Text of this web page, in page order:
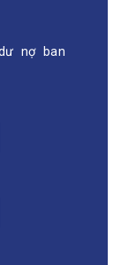
nợ ban